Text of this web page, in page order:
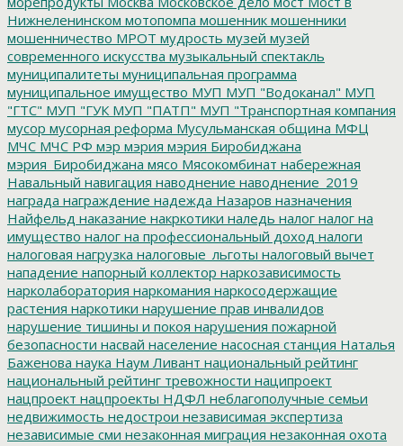
Нижнеленинском мотопомпа мошенник мошенники
мошенничество МРОТ мудрость музей музей
современного искусства музыкальный спектакль
муниципалитеты муниципальная программа
муниципальное имущество МУП МУП "Водоканал" МУП
"ГТС" МУП "ГУК МУП "ПАТП" МУП "Транспортная компания
мусор мусорная реформа Мусульманская община МФЦ
МЧС МЧС РФ мэр мэрия мэрия Биробиджана
мэрия_Биробиджана мясо Мясокомбинат набережная
Навальный навигация наводнение наводнение_2019
награда награждение надежда Назаров назначения
Найфельд наказание накркотики наледь налог налог на
имущество налог на профессиональный доход налоги
налоговая нагрузка налоговые_льготы налоговый вычет
нападение напорный коллектор наркозависимость
нарколаборатория наркомания наркосодержащие
растения наркотики нарушение прав инвалидов
нарушение тишины и покоя нарушения пожарной
безопасности насвай население насосная станция Наталья
Баженова наука Наум Ливант национальный рейтинг
национальный рейтинг тревожности наципроект
нацпроект нацпроекты НДФЛ неблагополучные семьи
недвижимость недострои независимая экспертиза
независимые сми незаконная миграция незаконная охота